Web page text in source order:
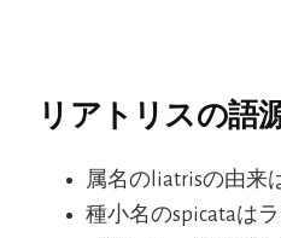
リアトリスの語
属名のliatrisの由来
種小名のspicataは